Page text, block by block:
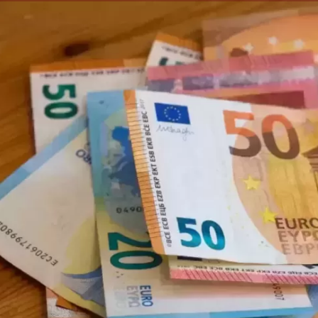
الكاتبة إلهام شرشر تهنئ الرئيس
السيسي بعيد ميلاده وتُشيد بجهوده
في بناء الدولة
رسالتى لآخر الزمان «محطة الضبعة
النووية»... من الحلم إلى التنفيذ